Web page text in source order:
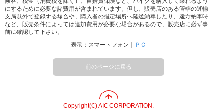
にするために必要な諸費用が含まれています。但し、販売店のある管轄の運輸
支局以外で登録する場合や、購入者の指定場所へ陸送納車したり、遠方納車時
など、販売条件によっては追加費用が必要な場合があるので、販売店に必ず事
前に確認して下さい。
表示：スマートフォン｜
ＰＣ
前のページに戻る
Copyright(C) AIC CORPORATION.